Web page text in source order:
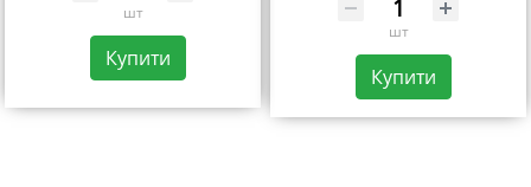
шт
Купити
шт
Купити